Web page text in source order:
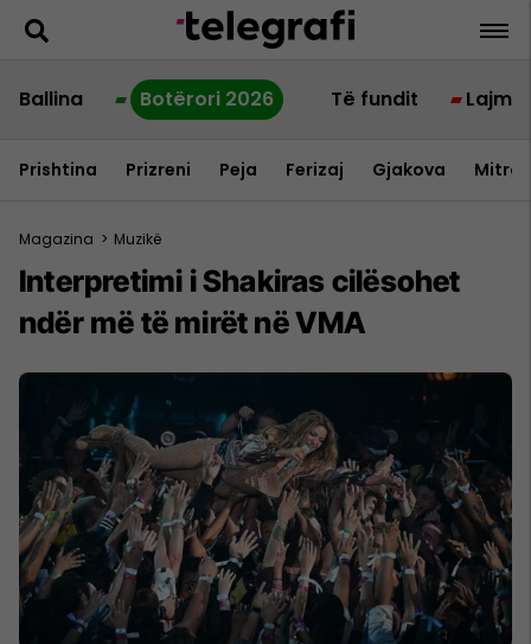
Ballina Botërori 2026 Të fundit Lajme
Prishtina Prizreni Peja Ferizaj Gjakova
Magazina > Muzikë
Interpretimi i Shakiras cilësohet
ndër më të mirët në VMA